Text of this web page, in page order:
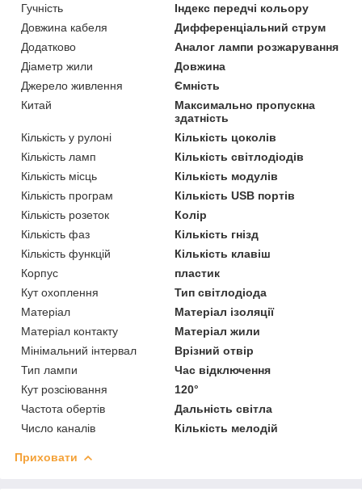
Гучність
Індекс передчі кольору
Довжина кабеля
Дифференціальний струм
Додатково
Аналог лампи розжарування
Діаметр жили
Довжина
Джерело живлення
Ємність
Китай
Максимально пропускна
здатність
Кількість у рулоні
Кількість цоколів
Кількість ламп
Кількість світлодіодів
Кількість місць
Кількість модулів
Кількість програм
Кількість USB портів
Кількість розеток
Колір
Кількість фаз
Кількість гнізд
Кількість функцій
Кількість клавіш
Корпус
пластик
Кут охоплення
Тип світлодіода
Матеріал
Матеріал ізоляції
Матеріал контакту
Матеріал жили
Мінімальний інтервал
Врізний отвір
Тип лампи
Час відключення
Кут розсіювання
120°
Частота обертів
Дальність світла
Число каналів
Кількість мелодій
Приховати